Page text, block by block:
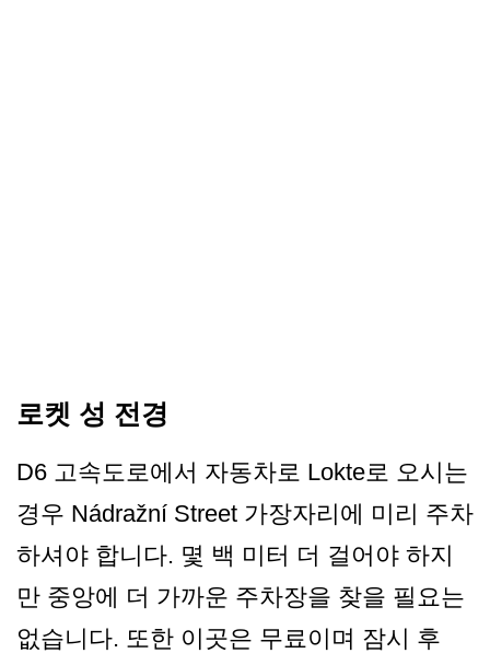
로켓 성 전경
D6 고속도로에서 자동차로 Lokte로 오시는
경우 Nádražní Street 가장자리에 미리 주차
하셔야 합니다. 몇 백 미터 더 걸어야 하지
만 중앙에 더 가까운 주차장을 찾을 필요는
없습니다. 또한 이곳은 무료이며 잠시 후